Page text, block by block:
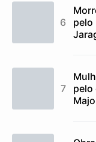
pelo
pelo